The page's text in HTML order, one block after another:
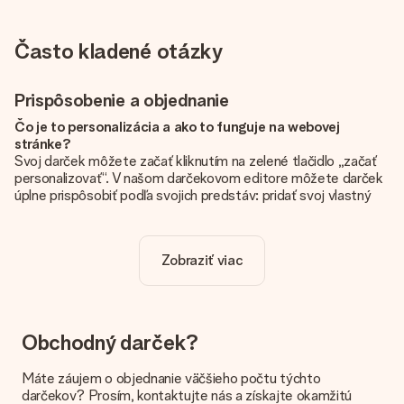
Často kladené otázky
Prispôsobenie a objednanie
Čo je to personalizácia a ako to funguje na webovej
stránke?
Svoj darček môžete začať kliknutím na zelené tlačidlo „začať
personalizovať“. V našom darčekovom editore môžete darček
úplne prispôsobiť podľa svojich predstáv: pridať svoj vlastný
Je personalizácia zahrnutá v cene?
Cena uvedená na webovej stránke zahŕňa personalizáciu Vášho
Ako zistím, či má môj obrázok správnu kvalitu?
Chceme sa uistiť, že ste so svojím darčekom úplne spokojní.
ste istí kvalitou obrázka, kontaktujte náš tím služieb
Zobraziť viac
Obchodný darček?
Máte záujem o objednanie väčšieho počtu týchto
darčekov? Prosím, kontaktujte nás a získajte okamžitú